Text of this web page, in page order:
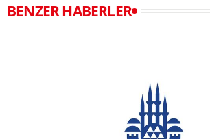
BENZER HABERLER